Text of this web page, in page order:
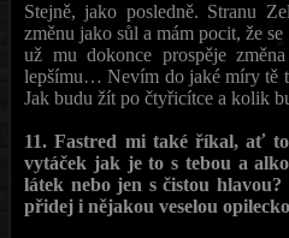
Stejně, jako posledně. Stranu
změnu jako sůl a mám pocit, že
už mu dokonce prospěje
lepšímu… Nevím do jaké míry tě
Jak budu žít po čtyřicítce a kolik
11. Fastred mi také říkal, ať
vytáček jak je to s tebou a
látek nebo jen s čistou
přidej i nějakou veselou